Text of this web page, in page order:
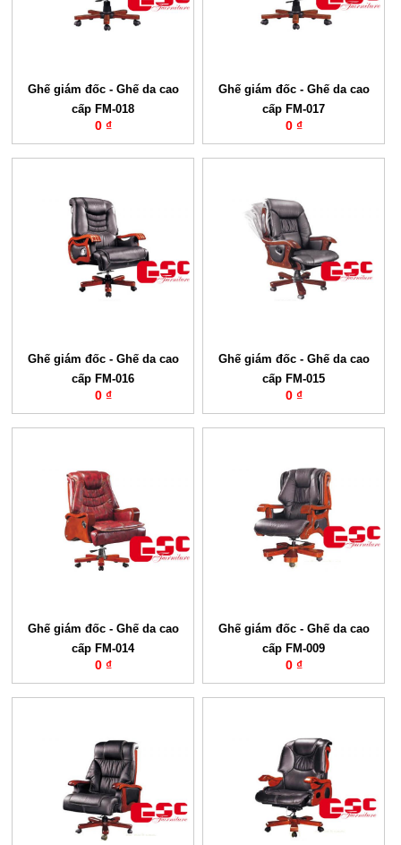
Ghế giám đốc - Ghế da cao
cấp FM-018
0 ₫
Ghế giám đốc - Ghế da cao
cấp FM-017
0 ₫
Ghế giám đốc - Ghế da cao
cấp FM-016
0 ₫
Ghế giám đốc - Ghế da cao
cấp FM-015
0 ₫
Ghế giám đốc - Ghế da cao
cấp FM-014
0 ₫
Ghế giám đốc - Ghế da cao
cấp FM-009
0 ₫